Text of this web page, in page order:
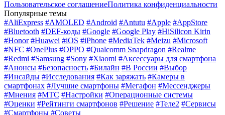
Пользовательское соглашениеПолитика конфиденциальности
Популярные темы
#AliExpress #AMOLED #Android #Antutu #Apple #AppStore
#Bluetooth #DEF-коды #Google #Google Play #HiSilicon Kirin
#Honor #Huawei #iOS #iPhone #MediaTek #Meizu #Microsoft
#NFC #OnePlus #OPPO #Qualcomm Snapdragon #Realme
#Redmi #Samsung #Sony #Xiaomi #Аксессуары для смартфона
#Анонсы #Безопасность #Билайн #В России #Выбор
#Инсайды #Исследования #Как заряжать #Камеры в
смартфонах #Лучшие смартфоны #Мегафон #Мессенджеры
#Мнения #МТС #Настройки #Операционные системы
#Оценки #Рейтинги смартфонов #Решение #Теле2 #Сервисы
#Смартфоны #Советы